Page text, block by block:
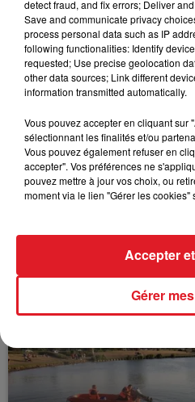
FILS D'ACTUS
BÉTHUNE: ENQUÊTE
VOLONTAIRE EN
Selon les premiers
à des prostituées
detect fraud, and fix errors; Deliver
Save and communicate privacy
process personal data such as IP
following functionalities: Identify
requested; Use precise geolocation
other data sources; Link different
information transmitted automatically.
Vous pouvez accepter en cliquant sur
sélectionnant les finalités et/ou
Vous pouvez également refuser en
accepter". Vos préférences ne
pouvez mettre à jour vos choix, ou
moment via le lien "Gérer les
Gérer
Accepter